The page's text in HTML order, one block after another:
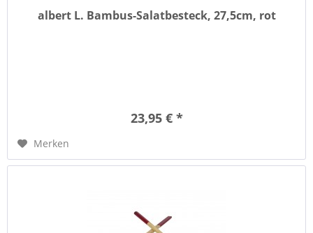
albert L. Bambus-Salatbesteck, 27,5cm, rot
23,95 € *
Merken